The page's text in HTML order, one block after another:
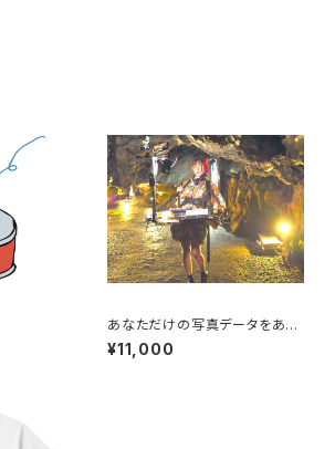
あなただけの写真データをあげ
ます
¥11,000